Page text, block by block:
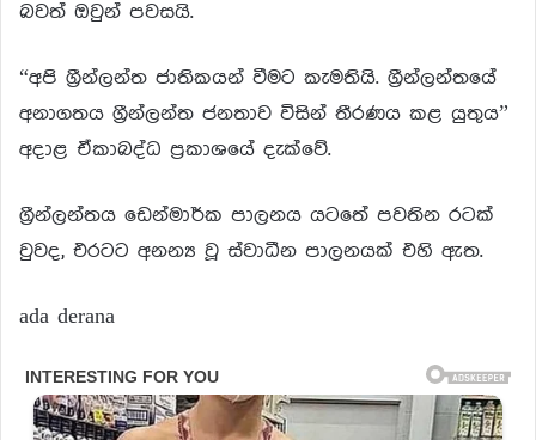
බවත් ඔවුන් පවසයි.
“අපි ග්‍රීන්ලන්ත ජාතිකයන් වීමට කැමතියි. ග්‍රීන්ලන්තයේ
අනාගතය ග්‍රීන්ලන්ත ජනතාව විසින් තීරණය කළ යුතුය”
අදාළ ඒකාබද්ධ ප්‍රකාශයේ දැක්වේ.
ග්‍රීන්ලන්තය ඩෙන්මාර්ක පාලනය යටතේ පවතින රටක්
වුවද, එරටට අනන්‍ය වූ ස්වාධීන පාලනයක් එහි ඇත.
ada derana